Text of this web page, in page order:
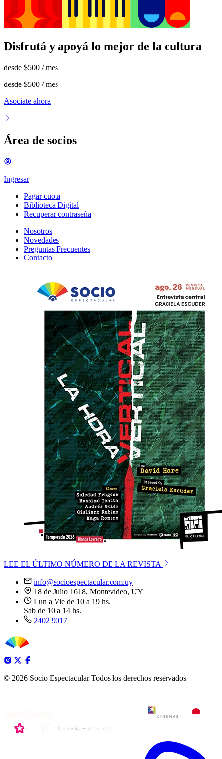
Disfrutá y apoyá lo mejor de la cultura
desde $500 / mes
desde $500 / mes
Asociate ahora
Área de socios
Ingresar
Pagar cuota
Biblioteca Digital
Recuperar contraseña
Nosotros
Novedades
Preguntas Frecuentes
Contacto
LEE EL ÚLTIMO NÚMERO DE LA REVISTA
info@socioespectacular.com.uy
18 de Julio 1618, Montevideo, UY
Lun a Vie de 10 a 19 hs.
Sab de 10 a 14 hs.
2402 9017
© 2026 Socio Espectacular Todos los derechos reservados